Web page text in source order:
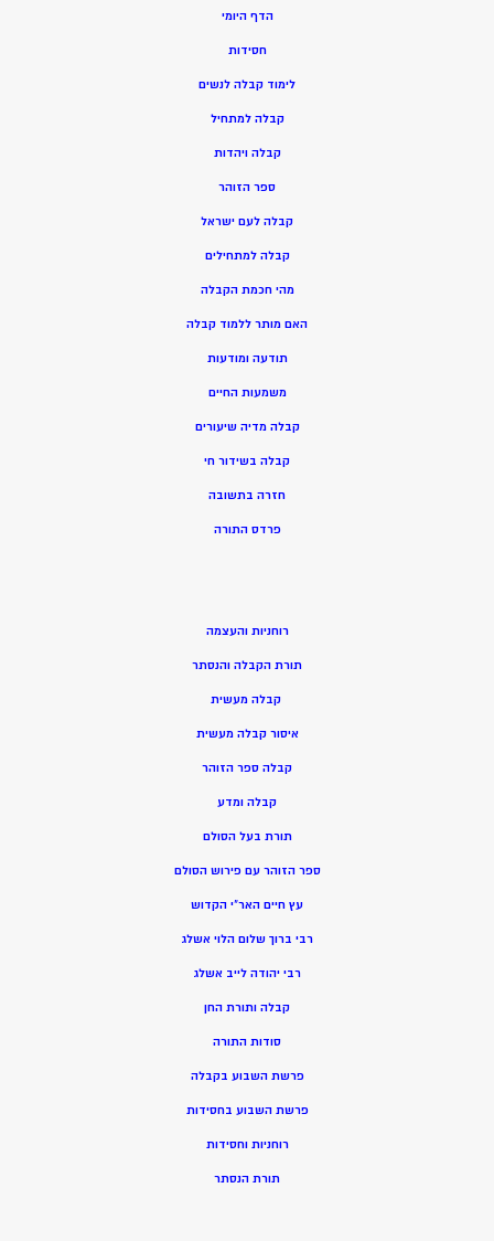
הדף היומי
חסידות
לימוד קבלה לנשים
קבלה למתחיל
קבלה ויהדות
ספר הזוהר
קבלה לעם ישראל
קבלה למתחילים
מהי חכמת הקבלה
האם מותר ללמוד קבלה
תודעה ומודעות
משמעות החיים
קבלה מדיה שיעורים
קבלה בשידור חי
חזרה בתשובה
פרדס התורה
רוחניות והעצמה
תורת הקבלה והנסתר
קבלה מעשית
איסור קבלה מעשית
קבלה ספר הזוהר
קבלה ומדע
תורת בעל הסולם
ספר הזוהר עם פירוש הסולם
עץ חיים האר”י הקדוש
רבי ברוך שלום הלוי אשלג
רבי יהודה לייב אשלג
קבלה ותורת החן
סודות התורה
פרשת השבוע בקבלה
פרשת השבוע בחסידות
רוחניות וחסידות
תורת הנסתר